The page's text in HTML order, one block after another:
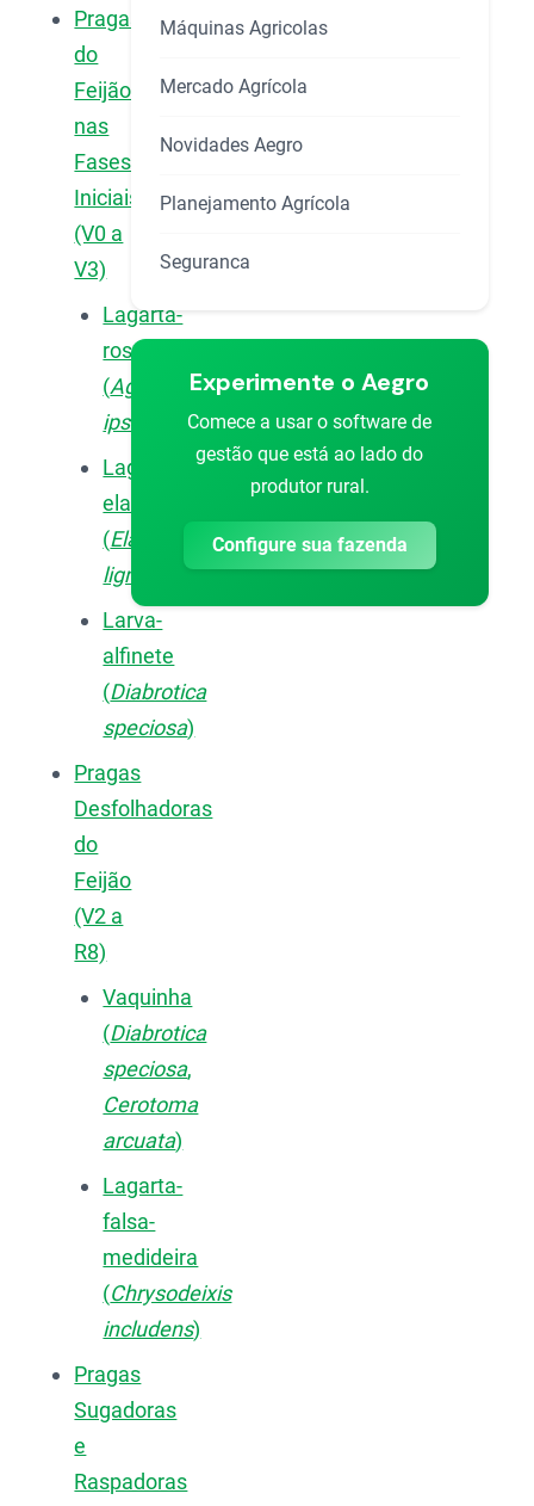
Pragas
do
Feijão
nas
Fases
Iniciais
(V0 a
V3)
Lagarta-
rosca
(Agrotis
ipsilon
Lagarta-
elasmo
(Elasmopalpus
lignosellus)
Larva-
alfinete
(Diabrotica
speciosa)
Pragas
Desfolhadoras
do
Feijão
(V2 a
R8)
Vaquinha
(Diabrotica
speciosa,
Cerotoma
arcuata)
Lagarta-
falsa-
medideira
(Chrysodeixis
includens)
Pragas
Sugadoras
e
Raspadoras
Máquinas Agricolas
Mercado Agrícola
Novidades Aegro
Planejamento Agrícola
Seguranca
Experimente o Aegro
Comece a usar o software de
gestão que está ao lado do
produtor rural.
Configure sua fazenda